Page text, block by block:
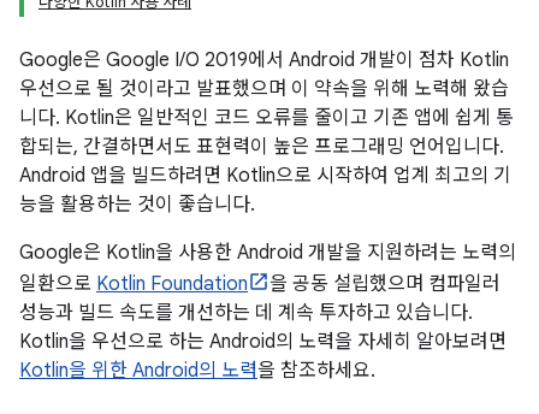
Google은 Google I/O 2019에서 Android 개발이 점차 Kotlin
우선으로 될 것이라고 발표했으며 이 약속을 위해 노력해 왔습
니다. Kotlin은 일반적인 코드 오류를 줄이고 기존 앱에 쉽게 통
합되는, 간결하면서도 표현력이 높은 프로그래밍 언어입니다.
Android 앱을 빌드하려면 Kotlin으로 시작하여 업계 최고의 기
능을 활용하는 것이 좋습니다.
Google은 Kotlin을 사용한 Android 개발을 지원하려는 노력의
일환으로 Kotlin Foundation
을 공동 설립했으며 컴파일러
성능과 빌드 속도를 개선하는 데 계속 투자하고 있습니다.
Kotlin을 우선으로 하는 Android의 노력을 자세히 알아보려면
Kotlin을 위한 Android의 노력을 참조하세요.